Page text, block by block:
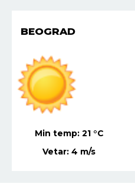
BEOGRAD
Min temp: 21 °C
Vetar:4 m/s